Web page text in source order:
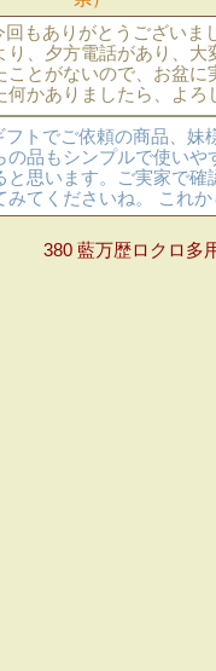
回もありがとうございま
り、夕方電話があり、
ことがないので、お盆
何かありましたら、よ
フトでご依頼の商品、妹
の品もシンプルで使い
と思います。ご実家で
みてくださいね。 これ
380 藍万歴ロクロ多